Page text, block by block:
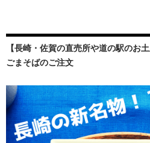
【長崎・佐賀の直売所や道の駅のお
ごまそばのご注文